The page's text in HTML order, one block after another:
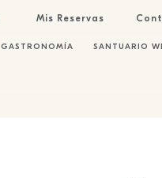
Mis Reservas
GASTRONOMÍA SANTUARIO